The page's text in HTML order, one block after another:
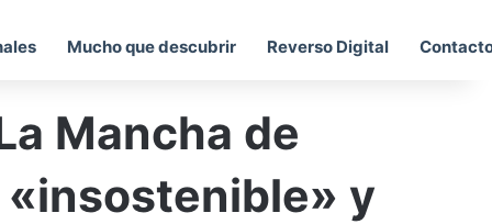
Mucho que descubrir Reverso Digital
Mancha de
y